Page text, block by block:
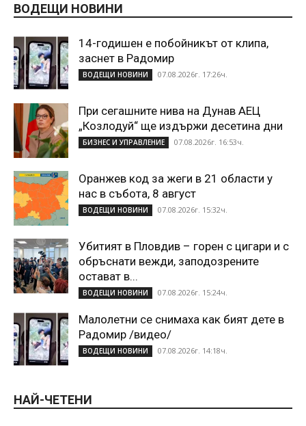
ВОДЕЩИ НОВИНИ
14-годишен е побойникът от клипа,
заснет в Радомир
ВОДЕЩИ НОВИНИ 07.08.2026г. 17:26ч.
При сегашните нива на Дунав АЕЦ
„Козлодуй“ ще издържи десетина дни
БИЗНЕС И УПРАВЛЕНИЕ 07.08.2026г. 16:53ч.
Оранжев код за жеги в 21 области у
нас в събота, 8 август
ВОДЕЩИ НОВИНИ 07.08.2026г. 15:32ч.
Убитият в Пловдив – горен с цигари и с
обръснати вежди, заподозрените
остават в...
ВОДЕЩИ НОВИНИ 07.08.2026г. 15:24ч.
Малолетни се снимаха как бият дете в
Радомир /видео/
ВОДЕЩИ НОВИНИ 07.08.2026г. 14:18ч.
НАЙ-ЧЕТЕНИ